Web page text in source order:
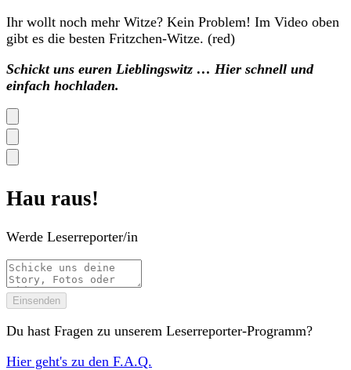
Ihr wollt noch mehr Witze? Kein Problem! Im Video oben
gibt es die besten Fritzchen-Witze. (red)
Schickt uns euren Lieblingswitz … Hier schnell und
einfach hochladen.
Hau raus!
Werde Leserreporter/in
Einsenden
Du hast Fragen zu unserem Leserreporter-Programm?
Hier geht's zu den F.A.Q.